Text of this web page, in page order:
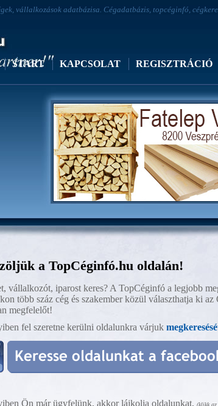
vállalkozások adatbázisa. Cégadatbázis, topcéginfó,
START KAPCSOLAT REGISZTRÁCIÓ
a TopCéginfó.hu oldalán!
vállalkozót, iparost keres? A TopCéginfó a legjobb
több száz cég és szakember közül választhatja ki az
megfelelőt!
fel szeretne kerülni oldalunkra várjuk
Ön már ügyfelünk, akkor lájkolja oldalunkat, (klikk